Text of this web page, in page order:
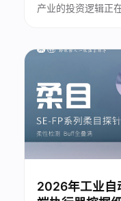
产业的投资逻辑正
趋势下，深耕核心
渐成为资本布局中
2026年工业自